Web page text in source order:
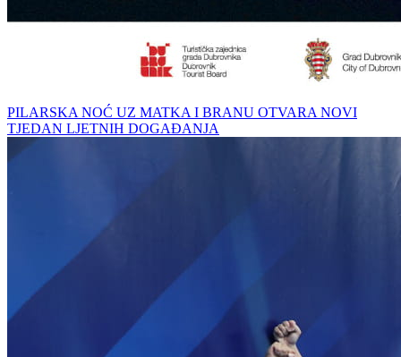
PILARSKA NOĆ UZ MATKA I BRANU OTVARA NOVI
TJEDAN LJETNIH DOGAĐANJA